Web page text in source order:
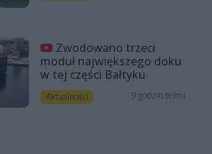
Zwodowano trzeci
moduł największego doku
w tej części Bałtyku
Aktualności 9 godzin temu